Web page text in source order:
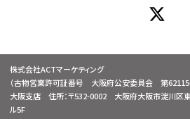
株式会社ACTマーケティング
（古物営業許可証番号 大阪府公安委員会 第
大阪支店 住所：〒532-0002 大阪府大阪市淀川区東
ル5F